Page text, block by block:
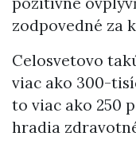
zodpovedné za
Celosvetovo
viac ako 300-
to viac ako 250
hradia